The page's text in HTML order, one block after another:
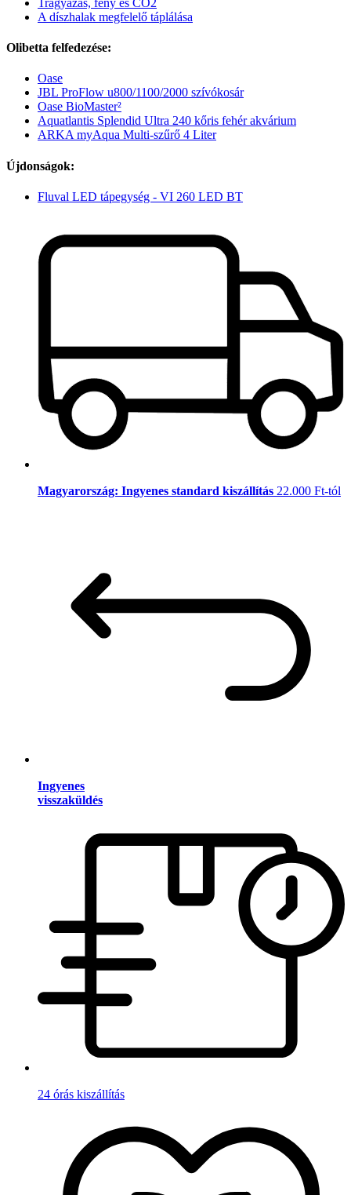
A díszhalak megfelelő táplálása
Olibetta felfedezése:
Oase
JBL ProFlow u800/1100/2000 szívókosár
Oase BioMaster²
Aquatlantis Splendid Ultra 240 kőris fehér akvárium
ARKA myAqua Multi-szűrő 4 Liter
Újdonságok:
Fluval LED tápegység - VI 260 LED BT
Magyarország: Ingyenes standard kiszállítás 22.000 Ft-tól
Ingyenes
visszaküldés
24 órás kiszállítás